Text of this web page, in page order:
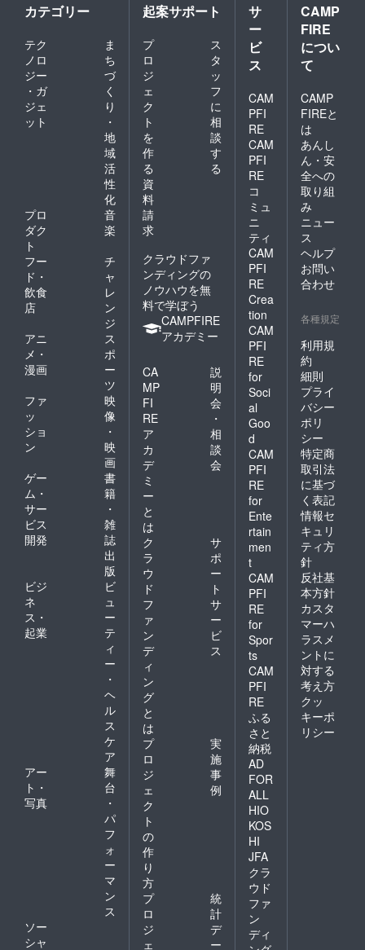
カテゴリー
テク
ノロ
ジー
・ガ
ジェ
ット
ま
ち
づ
く
り
・
地
域
活
性
化
プロ
ダク
ト
音
楽
フー
ド・
飲食
店
チ
ャ
レ
ン
ジ
アニ
メ・
漫画
ス
ポ
ー
ツ
ファ
ッ
ショ
ン
映
像
・
映
画
ゲー
ム・
サー
ビス
開発
書
籍
・
雑
誌
出
版
ビジ
ネ
ス・
起業
ビ
ュ
ー
テ
ィ
ー
・
ヘ
ル
ス
ケ
ア
アー
ト・
写真
舞
台
・
パ
フ
ォ
ー
マ
ン
ス
ソー
シャ
起案サポート
プ
ロ
ジ
ェ
ク
ト
を
作
る
ス
タ
ッ
フ
に
相
談
す
る
資
料
請
求
クラウドファ
ンディングの
ノウハウを無
料で学ぼう
CAMPFIRE
アカデミー
CA
MP
FI
RE
ア
カ
デ
ミ
ー
と
は
説
明
会
・
相
談
会
ク
ラ
ウ
ド
フ
ァ
ン
デ
ィ
ン
グ
と
は
サ
ポ
ー
ト
サ
ー
ビ
ス
プ
ロ
ジ
ェ
ク
ト
の
作
り
方
実
施
事
例
プ
ロ
ジ
ェ
統
計
デ
ー
サ
ー
ビ
ス
CAM
PFI
RE
CAM
PFI
RE
コ
ミュ
ニ
ティ
CAM
PFI
RE
Crea
tion
CAM
PFI
RE
for
Soci
al
Goo
d
CAM
PFI
RE
for
Ente
rtain
men
t
CAM
PFI
RE
for
Spor
ts
CAM
PFI
RE
ふる
さと
納税
AD
FOR
ALL
HIO
KOS
HI
JFA
クラ
ウド
ファ
ン
ディ
CAMP
FIRE
につい
て
CAMP
FIREと
は
あんし
ん・安
全への
取り組
み
ニュー
ス
ヘルプ
お問い
合わせ
各種規定
利用規
約
細則
プライ
バシー
ポリ
シー
特定商
取引法
に基づ
く表記
情報セ
キュリ
ティ方
針
反社基
本方針
カスタ
マーハ
ラスメ
ントに
対する
考え方
クッ
キーポ
リシー